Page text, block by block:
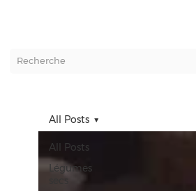
All Posts
Légumes
All Posts